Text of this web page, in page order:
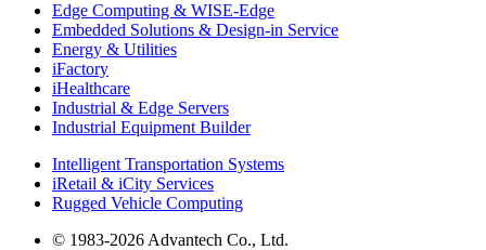
Edge Computing & WISE-Edge
Embedded Solutions & Design-in Service
Energy & Utilities
iFactory
iHealthcare
Industrial & Edge Servers
Industrial Equipment Builder
Intelligent Transportation Systems
iRetail & iCity Services
Rugged Vehicle Computing
© 1983-2026 Advantech Co., Ltd.